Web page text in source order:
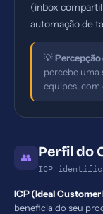
(inbox
automação de
💡
percebe uma
equipes,
👥 Perfil do
ICP
ICP (Ideal
beneficia do seu